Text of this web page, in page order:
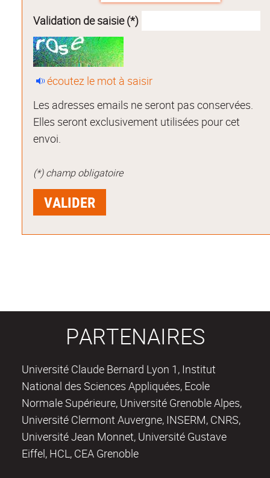
Validation de saisie (*)
écoutez le mot à saisir
Les adresses emails ne seront pas conservées.
Elles seront exclusivement utilisées pour cet
envoi.
(*) champ obligatoire
PARTENAIRES
Université Claude Bernard Lyon 1, Institut
National des Sciences Appliquées, Ecole
Normale Supérieure, Université Grenoble Alpes,
Université Clermont Auvergne, INSERM, CNRS,
Université Jean Monnet, Université Gustave
Eiffel, HCL, CEA Grenoble